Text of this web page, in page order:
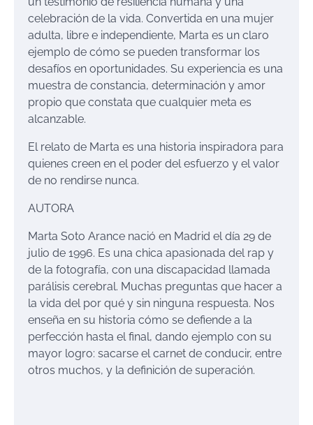
celebración de la vida. Convertida en una mujer
adulta, libre e independiente, Marta es un claro
ejemplo de cómo se pueden transformar los
desafíos en oportunidades. Su experiencia es una
muestra de constancia, determinación y amor
propio que constata que cualquier meta es
alcanzable.
El relato de Marta es una historia inspiradora para
quienes creen en el poder del esfuerzo y el valor
de no rendirse nunca.
AUTORA
Marta Soto Arance nació en Madrid eldía 29 de
julio de 1996. Es una chica apasionada del rap y
de la fotografía, con una discapacidad llamada
parálisis cerebral. Muchas preguntas que hacer a
la vida del por qué y sin ninguna respuesta. Nos
enseña en su historia cómo se defiende a la
perfección hasta el final, dando ejemplo con su
mayor logro: sacarse el carnet de conducir, entre
otros muchos, y la definición de superación.